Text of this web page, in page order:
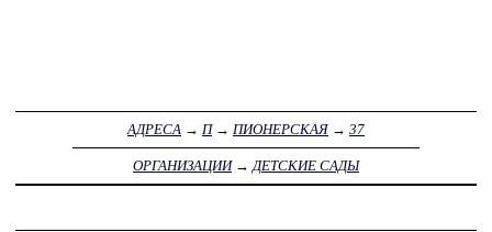
АДРЕСА → П→ ПИОНЕРСКАЯ → 37
ОРГАНИЗАЦИИ→ДЕТСКИЕ САДЫ